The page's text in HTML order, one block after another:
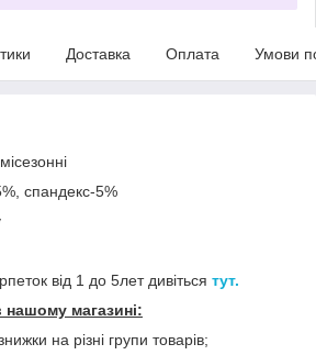
Доставка Оплата Умови
спандекс-5%
від 1 до 5лет дивіться тут.
нашому магазині:
на різні групи товарів;